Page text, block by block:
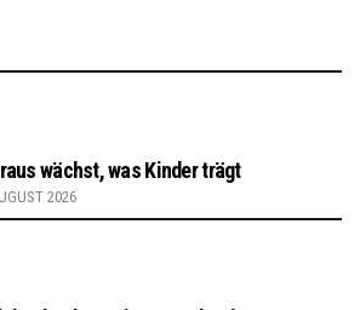
wächst, was Kinder trägt
2026